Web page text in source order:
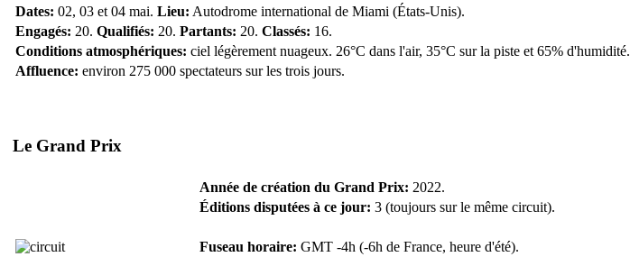
Dates: 02, 03 et 04 mai. Lieu: Autodrome international de Miami (États-Unis).
Engagés: 20. Qualifiés: 20. Partants: 20. Classés: 16.
Conditions atmosphériques: ciel légèrement nuageux. 26°C dans l'air, 35°C sur la piste et 65% d'humidité.
Affluence: environ 275 000 spectateurs sur les trois jours.
Le Grand Prix
Année de création du Grand Prix: 2022.
Éditions disputées à ce jour: 3 (toujours sur le même circuit).
Fuseau horaire: GMT -4h (-6h de France, heure d'été).